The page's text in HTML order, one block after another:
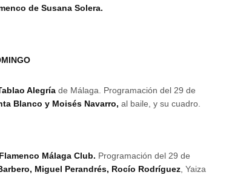
de Susana Solera.
Alegría de Málaga. Programación del 29 de
Blanco y Moisés Navarro,al baile, y su cuadro.
Málaga Club. Programación del 29 de
Miguel Perandrés, Rocío Rodríguez , Yaiza